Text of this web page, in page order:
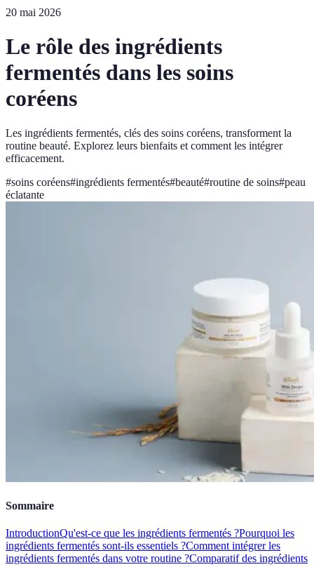
20 mai 2026
Le rôle des ingrédients
fermentés dans les soins
coréens
Les ingrédients fermentés, clés des soins coréens, transforment la
routine beauté. Explorez leurs bienfaits et comment les intégrer
efficacement.
#soins coréens#ingrédients fermentés#beauté#routine de soins#peau
éclatante
Sommaire
IntroductionQu'est-ce que les ingrédients fermentés ?Pourquoi les
ingrédients fermentés sont-ils essentiels ?Comment intégrer les
ingrédients fermentés dans votre routine ?Comparatif des ingrédients